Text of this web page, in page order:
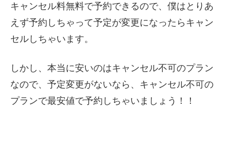
キャンセル料無料で予約できるので、僕はとりあ
えず予約しちゃって予定が変更になったらキャン
セルしちゃいます。
しかし、本当に安いのはキャンセル不可のプラン
なので、予定変更がないなら、キャンセル不可の
プランで最安値で予約しちゃいましょう！！